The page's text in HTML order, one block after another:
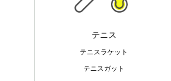
テニス
テニスラケット
テニスガット